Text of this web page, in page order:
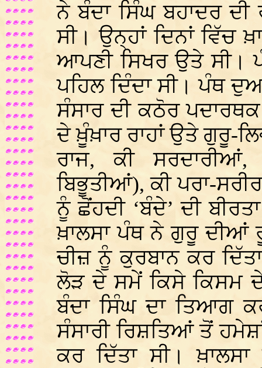
ਨੇ ਬੰਦਾ ਸਿੰਘ ਬਹਾਦਰ
ਸੀ। ਉਨ੍ਹਾਂ ਦਿਨਾਂ ਵਿੱਚ
ਆਪਣੀ ਸਿਖਰ ਉਤੇ ਸੀ।
ਪਹਿਲ ਦਿੰਦਾ ਸੀ। ਪੰਥ
ਸੰਸਾਰ ਦੀ ਕਠੋਰ
ਦੇ ਖ਼ੂੰਖ਼ਾਰ ਰਾਹਾਂ ਉਤੇ ਗੁਰੂ-
ਰਾਜ, ਕੀ
ਬਿਭੂਤੀਆਂ), ਕੀ ਪਰਾ-
ਨੂੰ ਛੋਂਹਦੀ ‘ਬੰਦੇ’ ਦੀ
ਖ਼ਾਲਸਾ ਪੰਥ ਨੇ ਗੁਰੂ ਦੀਆਂ
ਚੀਜ਼ ਨੂੰ ਕੁਰਬਾਨ ਕਰ
ਲੋੜ ਦੇ ਸਮੇਂ ਕਿਸੇ ਕਿਸਮ ਦੇ
ਬੰਦਾ ਸਿੰਘ ਦਾ ਤਿਆਗ
ਸੰਸਾਰੀ ਰਿਸ਼ਤਿਆਂ ਤੋਂ
ਕਰ ਦਿੱਤਾ ਸੀ।